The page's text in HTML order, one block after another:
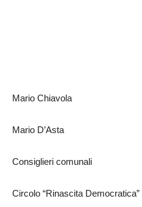
Mario Chiavola
Mario D’Asta
Consiglieri comunali
Circolo “Rinascita Democratica”